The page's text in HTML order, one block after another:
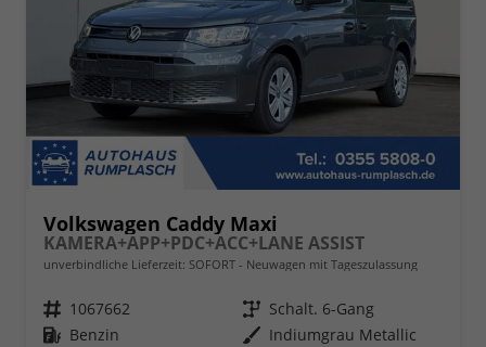
Volkswagen Caddy Maxi
KAMERA+APP+PDC+ACC+LANE ASSIST
unverbindliche Lieferzeit: SOFORT Neuwagen mit Tageszulassung
Fahrzeugnr. 1067662 Getriebe Schalt. 6-Gang
Kraftstoff Benzin Außenfarbe Indiumgrau Metallic